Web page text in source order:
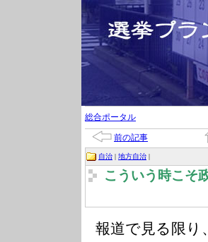
総合ポータル
前の記事
自治 | 地方自治 |
こういう時こそ
報道で見る限り